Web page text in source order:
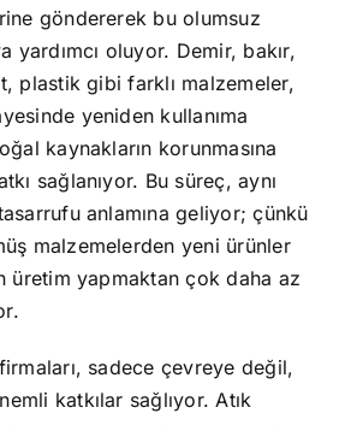
göndererek bu olumsuz
yardımcı oluyor. Demir, bakır,
plastik gibi farklı malzemeler,
yeniden kullanıma
kaynakların korunmasına
sağlanıyor. Bu süreç, aynı
anlamına geliyor; çünkü
malzemelerden yeni ürünler
üretim yapmaktan çok daha az
firmaları, sadece çevreye değil,
katkılar sağlıyor. Atık